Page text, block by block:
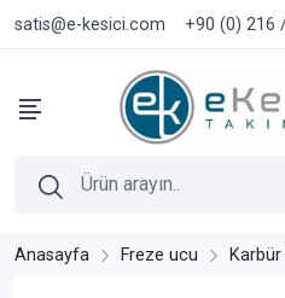
satis@e-kesici.com +90 (0) 216
Anasayfa Freze ucu